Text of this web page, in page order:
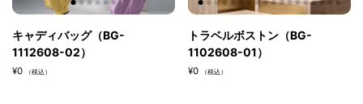
キャディバッグ（BG-
1112608-02）
¥0 （税込）
トラベルボストン（BG-
1102608-01）
¥0 （税込）